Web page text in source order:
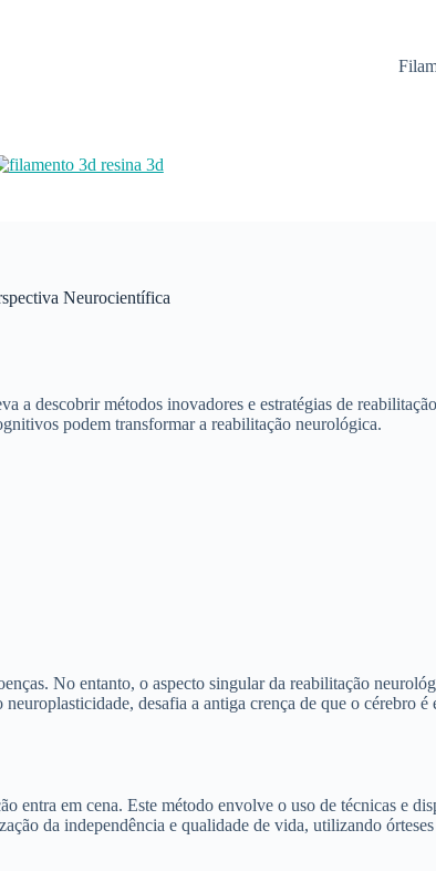
Neurocientífica
a descobrir métodos inovadores e estratégias de
podem transformar a reabilitação neurológica.
No entanto, o aspecto singular da reabilitação
desafia a antiga crença de que o cérebro
entra em cena. Este método envolve o uso de técnicas e
da independência e qualidade de vida, utilizando